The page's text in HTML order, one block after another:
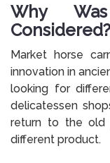
Why
Considered?
Market horse
innovation in
looking for
delicatessen
return to the old
different product.